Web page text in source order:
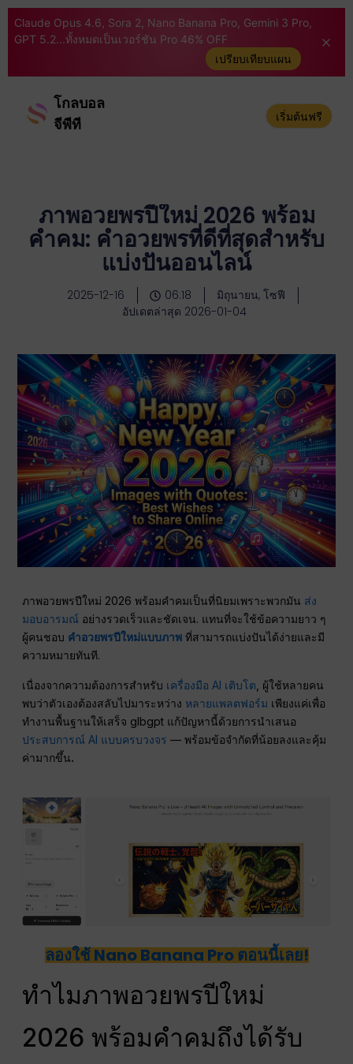
Claude Opus 4.6, Sora 2, Nano Banana Pro, Gemini 3 Pro,
GPT 5.2...ทั้งหมดเป็นเวอร์ชัน Pro 46% OFF
เปรียบเทียบแผน
โกลบอล
จีพีที
เริ่มต้นฟรี
ภาพอวยพรปีใหม่ 2026 พร้อม
คำคม: คำอวยพรที่ดีที่สุดสำหรับ
แบ่งปันออนไลน์
2025-12-16 06:18
มิถุนายน, โซฟี
อัปเดตล่าสุด 2026-01-04
ภาพอวยพรปีใหม่ 2026 พร้อมคำคมเป็นที่นิยมเพราะพวกมัน ส่ง
มอบอารมณ์ อย่างรวดเร็วและชัดเจน. แทนที่จะใช้ข้อความยาว ๆ
ผู้คนชอบ คำอวยพรปีใหม่แบบภาพ ที่สามารถแบ่งปันได้ง่ายและมี
ความหมายทันที.
เนื่องจากความต้องการสำหรับ เครื่องมือ AI เติบโต , ผู้ใช้หลายคน
พบว่าตัวเองต้องสลับไปมาระหว่าง หลายแพลตฟอร์ม เพียงแค่เพื่อ
ทำงานพื้นฐานให้เสร็จ glbgpt แก้ปัญหานี้ด้วยการนำเสนอ
ประสบการณ์ AI แบบครบวงจร— พร้อมข้อจำกัดที่น้อยลงและคุ้ม
ค่ามากขึ้น.
ลองใช้ Nano Banana Pro ตอนนี้เลย!
ทำไมภาพอวยพรปีใหม่
2026 พร้อมคำคมถึงได้รับ